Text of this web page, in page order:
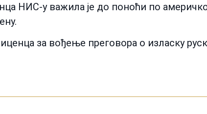
НИС-у важила је до поноћи по
за вођење преговора о изласку